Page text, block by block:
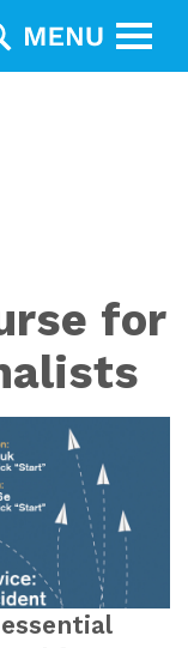
for